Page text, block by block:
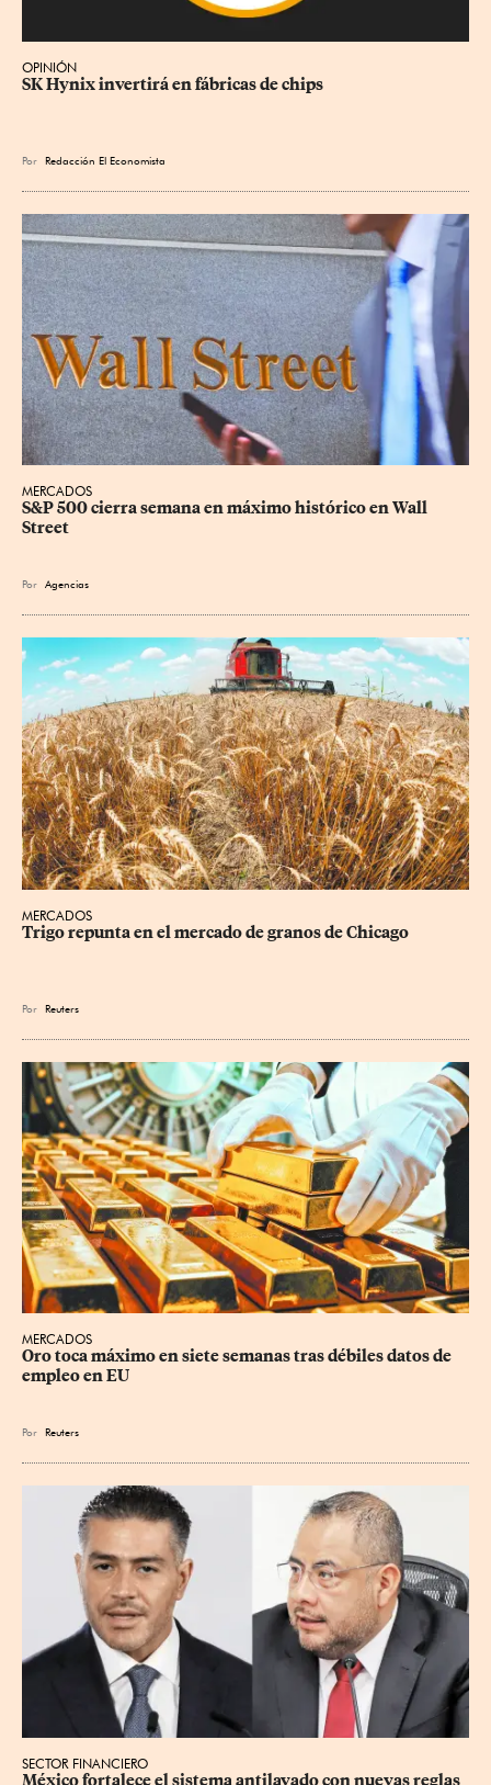
OPINIÓN
SK Hynix invertirá en fábricas de chips
Por Redacción El Economista
MERCADOS
S&P 500 cierra semana en máximo histórico en Wall
Street
Por Agencias
MERCADOS
Trigo repunta en el mercado de granos de Chicago
Por Reuters
MERCADOS
Oro toca máximo en siete semanas tras débiles datos de
empleo en EU
Por Reuters
SECTOR FINANCIERO
México fortalece el sistema antilavado con nuevas reglas